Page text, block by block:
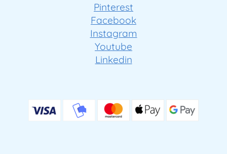
Pinterest
Facebook
Instagram
Youtube
Linkedin